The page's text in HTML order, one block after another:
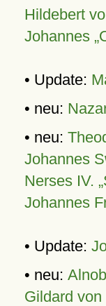
Hildebert
Johannes
• Update:
• neu:
• neu:
Johannes
Nerses IV.
Johannes
• Update:
• neu:
Gildard von